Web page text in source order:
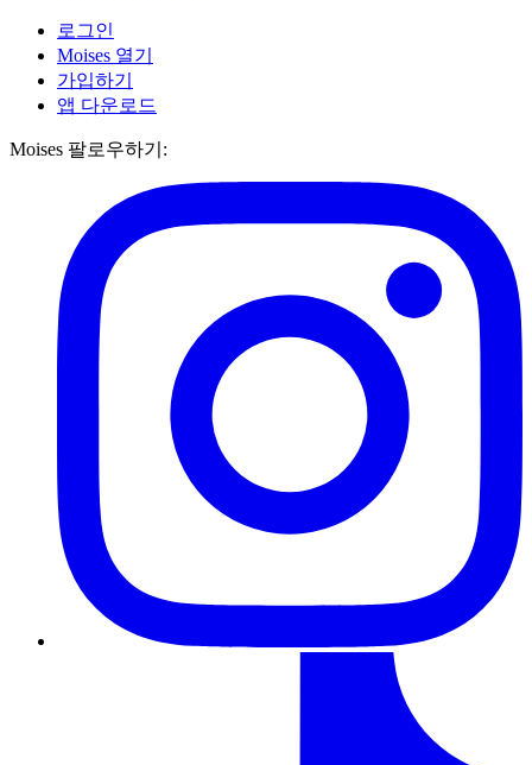
로그인
Moises 열기
가입하기
앱 다운로드
Moises 팔로우하기: